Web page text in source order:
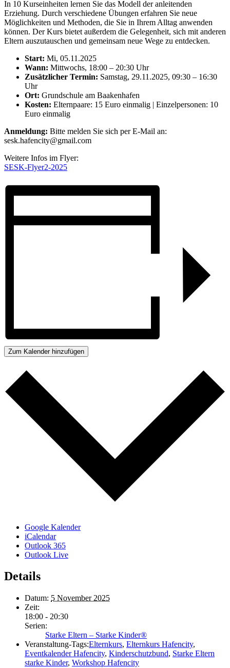
In 10 Kurseinheiten lernen Sie das Modell der anleitenden
Erziehung. Durch verschiedene Übungen erfahren Sie neue
Möglichkeiten und Methoden, die Sie in Ihrem Alltag anwenden
können. Der Kurs bietet außerdem die Gelegenheit, sich mit anderen
Eltern auszutauschen und gemeinsam neue Wege zu entdecken.
Start: Mi, 05.11.2025
Wann: Mittwochs, 18:00 – 20:30 Uhr
Zusätzlicher Termin: Samstag, 29.11.2025, 09:30 – 16:30
Uhr
Ort: Grundschule am Baakenhafen
Kosten: Elternpaare: 15 Euro einmalig | Einzelpersonen: 10
Euro einmalig
Anmeldung: Bitte melden Sie sich per E-Mail an:
sesk.hafencity@gmail.com
Weitere Infos im Flyer:
SESK-Flyer2-2025
Zum Kalender hinzufügen
Google Kalender
iCalendar
Outlook 365
Outlook Live
Details
Datum: 5 November 2025
Zeit:
18:00 - 20:30
Serien:
Starke Eltern – Starke Kinder®
Veranstaltung-Tags:Elternkurs, Elternkurs Hafencity,
Eventkalender Hafencity, Kinderschutzbund, Starke Eltern
starke Kinder, Workshop Hafencity